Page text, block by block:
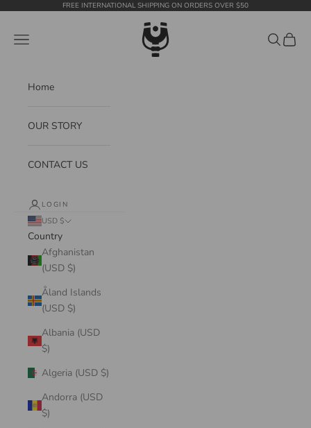
Skip to contentFREE INTERNATIONAL SHIPPING ON ORDERS OVER $50
WildTension
Navigation menu Search
Cart
Home
OUR STORY
CONTACT US
LOGIN
USD $
Country
Afghanistan
(USD $)
Åland Islands
(USD $)
Albania (USD
$)
Algeria (USD $)
Andorra (USD
$)